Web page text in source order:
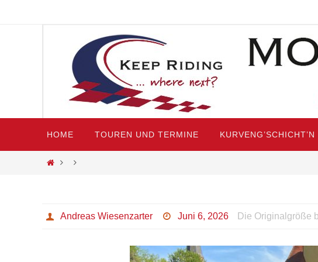
springen
HOME TOUREN UND TERMINE KURVENG’SCHICHT’N
Start
Andreas Wiesenzarter Juni 6, 2026 Die Originalgröße